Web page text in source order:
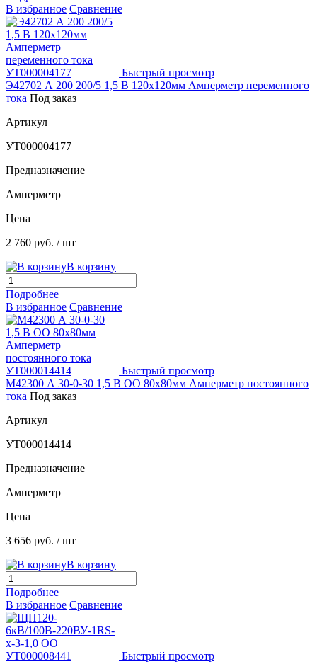
В избранное Сравнение
Быстрый просмотр
Э42702 А 200 200/5 1,5 В 120х120мм Амперметр переменного
тока Под заказ
Артикул
УТ000004177
Предназначение
Амперметр
Цена
2 760 руб. / шт
В корзину
Подробнее
В избранное Сравнение
Быстрый просмотр
М42300 А 30-0-30 1,5 В ОО 80х80мм Амперметр постоянного
тока Под заказ
Артикул
УТ000014414
Предназначение
Амперметр
Цена
3 656 руб. / шт
В корзину
Подробнее
В избранное Сравнение
Быстрый просмотр